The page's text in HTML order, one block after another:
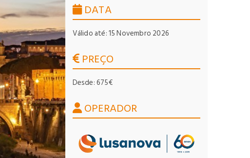
DATA
Válido até: 15 Novembro 2026
PREÇO
Desde: 675€
OPERADOR